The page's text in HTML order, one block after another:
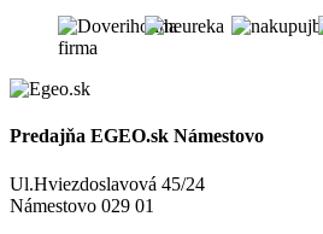
Predajňa EGEO.sk Námestovo
Ul.Hviezdoslavová 45/24
Námestovo 029 01